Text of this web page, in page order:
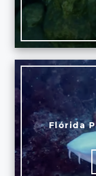
Flórida